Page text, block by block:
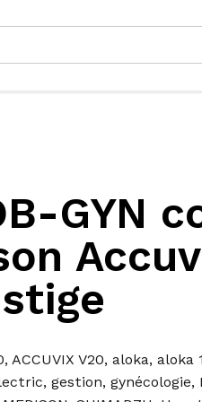
GYN
, ACCUVIX V20, aloka, aloka
, gestion, gynécologie,